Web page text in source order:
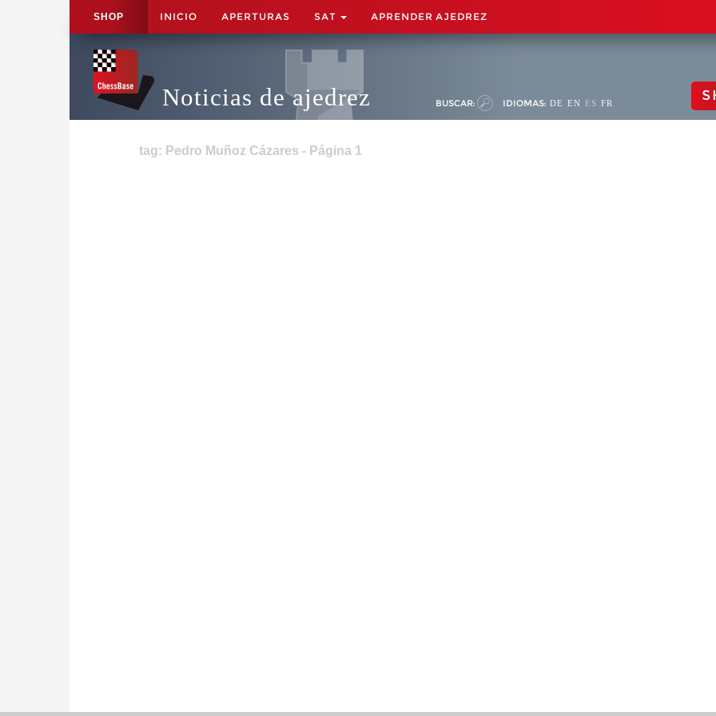
SHOP INICIO APERTURAS SAT APRENDER AJEDREZ
Noticias de ajedrez BUSCAR: IDIOMAS: DE EN ES FR
tag: Pedro Muñoz Cázares - Página 1